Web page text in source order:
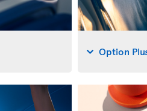
Option